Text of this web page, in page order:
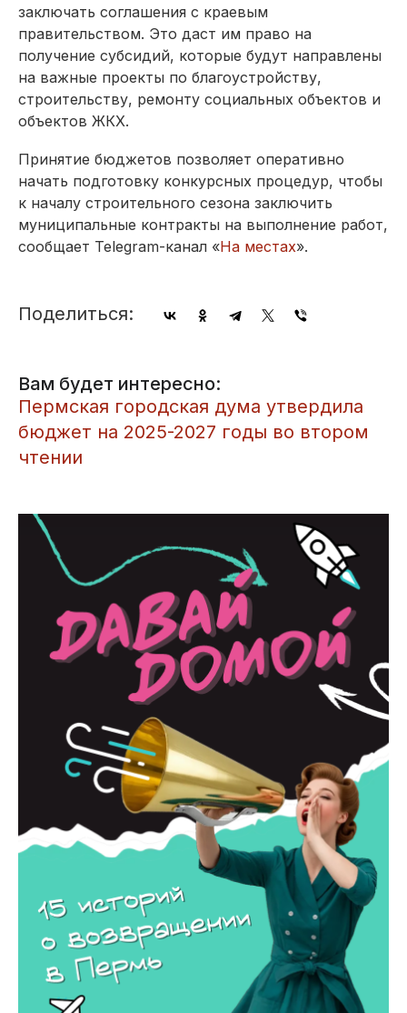
заключать соглашения с краевым
правительством. Это даст им право на
получение субсидий, которые будут направлены
на важные проекты по благоустройству,
строительству, ремонту социальных объектов и
объектов ЖКХ.
Принятие бюджетов позволяет оперативно
начать подготовку конкурсных процедур, чтобы
к началу строительного сезона заключить
муниципальные контракты на выполнение работ,
сообщает Telegram-канал «На местах».
Поделиться:
Вам будет интересно:
​Пермская городская дума утвердила
бюджет на 2025-2027 годы во втором
чтении